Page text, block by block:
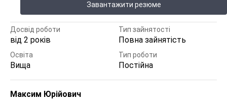
Завантажити резюме
Досвід роботи
від 2 років
Тип зайнятості
Повна зайнятість
Освіта
Вища
Тип роботи
Постійна
Максим Юрійович